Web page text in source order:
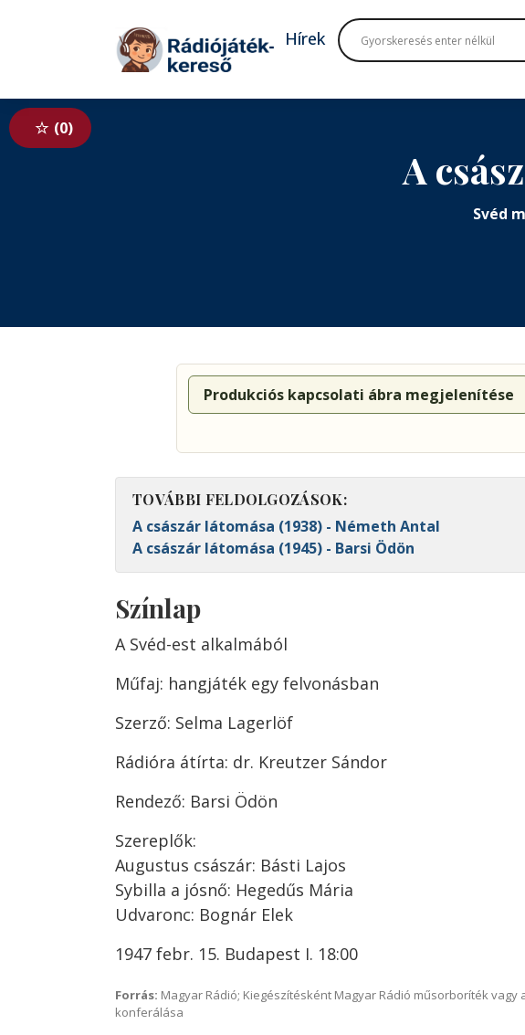
Tovább a tartalomhoz
Hírek
0
A
Svéd
Produkciós kapcsolati ábra megjelenítése
TOVÁBBI FELDOLGOZÁSOK:
A császár látomása (1938) - Németh Antal
A császár látomása (1945) - Barsi Ödön
Színlap
A Svéd-est alkalmából
Műfaj: hangjáték egy felvonásban
Szerző: Selma Lagerlöf
Rádióra átírta: dr. Kreutzer Sándor
Rendező: Barsi Ödön
Szereplők:
Augustus császár: Básti Lajos
Sybilla a jósnő: Hegedűs Mária
Udvaronc: Bognár Elek
1947 febr. 15. Budapest I. 18:00
Forrás: Magyar Rádió; Kiegészítésként Magyar Rádió műsorboríték vagy
konferálása